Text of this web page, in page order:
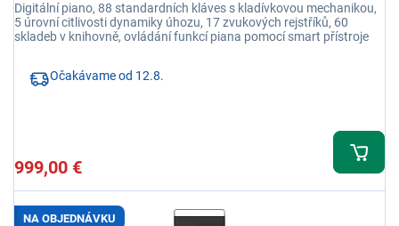
Digitální piano, 88 standardních kláves s kladívkovou mechanikou,
5 úrovní citlivosti dynamiky úhozu, 17 zvukových rejstříků, 60
skladeb v knihovně, ovládání funkcí piana pomocí smart přístroje
Očakávame od 12.8.
999,00 €
NA OBJEDNÁVKU